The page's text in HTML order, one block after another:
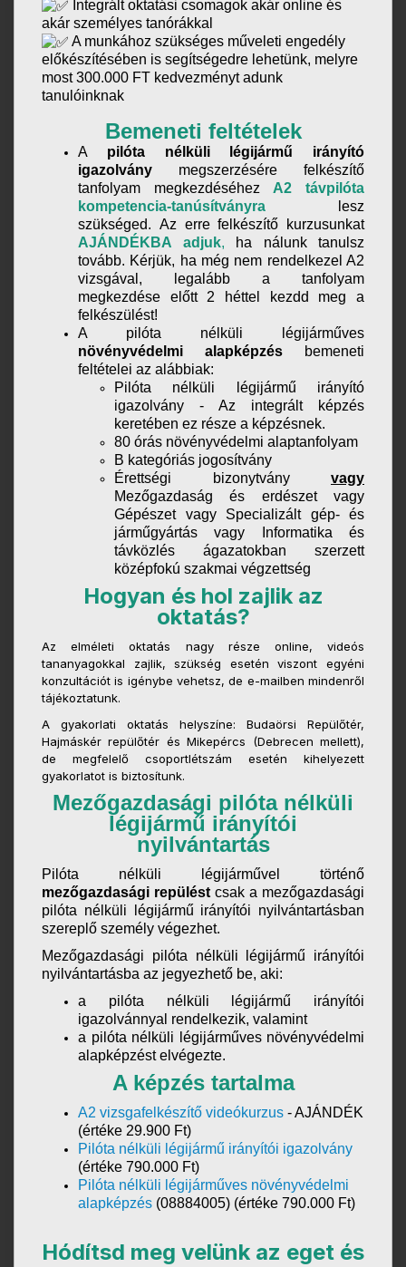
Integrált oktatási csomagok akár online és
akár személyes tanórákkal
A munkához szükséges műveleti engedély
előkészítésében is segítségedre lehetünk, melyre
most 300.000 FT kedvezményt adunk
tanulóinknak
Bemeneti feltételek
A pilóta nélküli légijármű irányító
igazolvány megszerzésére felkészítő
tanfolyam megkezdéséhezA2 távpilóta
kompetencia-tanúsítványra lesz
szükséged. Az erre felkészítő kurzusunkat
AJÁNDÉKBA adjuk, ha nálunk tanulsz
tovább. Kérjük, ha még nem rendelkezel A2
vizsgával, legalább a tanfolyam
megkezdése előtt 2 héttel kezdd meg a
felkészülést!
A pilóta nélküli légijárműves
növényvédelmi alapképzés bemeneti
feltételei az alábbiak:
Pilóta nélküli légijármű irányító
igazolvány - Az integrált képzés
keretében ez része a képzésnek.
80 órás növényvédelmi alaptanfolyam
B kategóriás jogosítvány
Érettségi bizonytvány vagy
Mezőgazdaság és erdészet vagy
Gépészet vagy Specializált gép- és
járműgyártás vagy Informatika és
távközlés ágazatokban szerzett
középfokú szakmai végzettség
Hogyan és hol zajlik az
oktatás?
Az elméleti oktatás nagy része online, videós
tananyagokkal zajlik, szükség esetén viszont egyéni
konzultációt is igénybe vehetsz, de e-mailben mindenről
tájékoztatunk.
A gyakorlati oktatás helyszíne: Budaörsi Repülőtér,
Hajmáskér repülőtér és Mikepércs (Debrecen mellett),
de megfelelő csoportlétszám esetén kihelyezett
gyakorlatot is biztosítunk.
Mezőgazdasági pilóta nélküli
légijármű irányítói
nyilvántartás
Pilóta nélküli légijárművel történő
mezőgazdasági repülést csak a mezőgazdasági
pilóta nélküli légijármű irányítói nyilvántartásban
szereplő személy végezhet.
Mezőgazdasági pilóta nélküli légijármű irányítói
nyilvántartásba az jegyezhető be, aki:
a pilóta nélküli légijármű irányítói
igazolvánnyal rendelkezik, valamint
a pilóta nélküli légijárműves növényvédelmi
alapképzést elvégezte.
A képzés tartalma
A2 vizsgafelkészítő videókurzus - AJÁNDÉK
(értéke 29.900 Ft)
Pilóta nélküli légijármű irányítói igazolvány
(értéke 790.000 Ft)
Pilóta nélküli légijárműves növényvédelmi
alapképzés (08884005) (értéke 790.000 Ft)
Hódítsd meg velünk az eget és